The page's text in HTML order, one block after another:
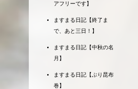
アフリーです】
ますまる日記【終了ま
で、あと三日！】
ますまる日記【中秋の名
月】
ますまる日記【ぶり昆布
巻】